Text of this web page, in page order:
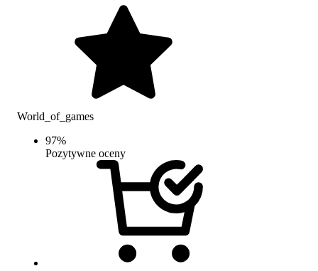
World_of_games
97%
Pozytywne oceny